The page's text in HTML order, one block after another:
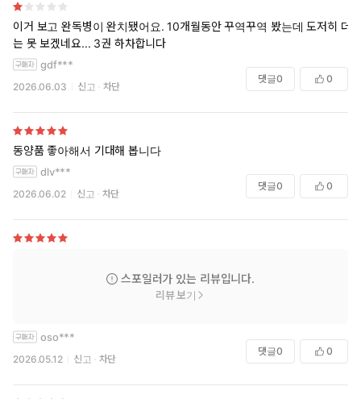
이거 보고 완독병이 완치됐어요. 10개월동안 꾸역꾸역 봤는데 도저히 더
는 못 보겠네요... 3권 하차합니다
gdf***
2026.06.03 신고 차단
댓글0 0
동양품 좋아해서 기대해 봅니다
dlv***
2026.06.02 신고 차단
댓글0 0
스포일러가 있는 리뷰입니다.
리뷰 보기
oso***
2026.05.12 신고 차단
댓글0 0